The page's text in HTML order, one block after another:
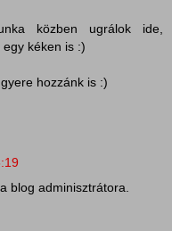
közben ugrálok ide,
kéken is :)
hozzánk is :)
blog adminisztrátora.